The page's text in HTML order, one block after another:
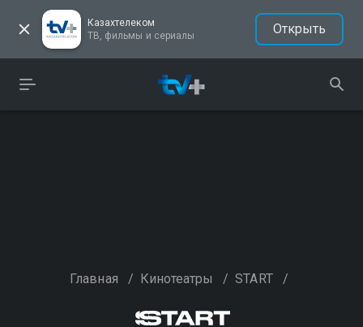
Казахтелеком
ТВ, фильмы и сериалы
Открыть
Главная / Кинотеатры / START /